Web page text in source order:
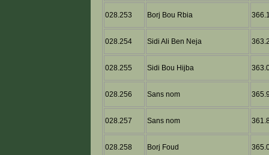
028.253 Borj Bou Rbia
028.254 Sidi Ali Ben Neja
028.255 Sidi Bou Hijba
028.256 Sans nom
028.257 Sans nom
028.258 Borj Foud